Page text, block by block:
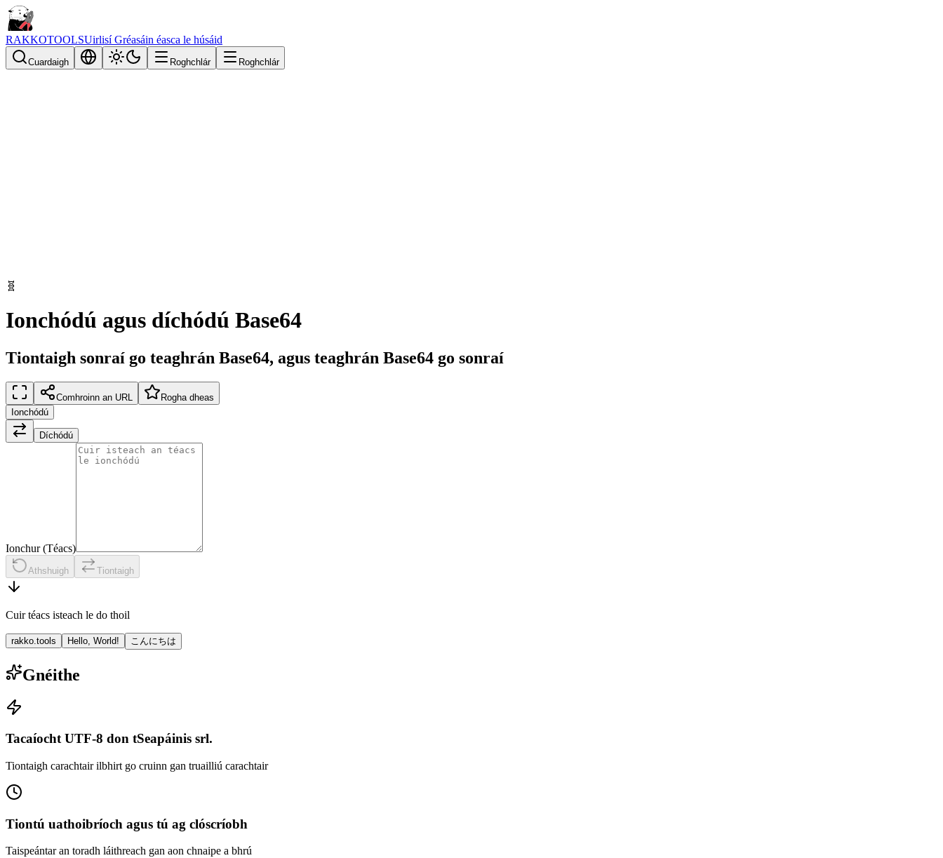
RAKKOTOOLSUirlisí Gréasáin éasca le húsáid
Cuardaigh Roghchlár Roghchlár
🧬
Ionchódú agus díchódú Base64
Tiontaigh sonraí go teaghrán Base64, agus teaghrán Base64 go sonraí
Comhroinn an URL
Rogha dheas
Ionchódú
Díchódú
Ionchur (Téacs)
Athshuigh Tiontaigh
Cuir téacs isteach le do thoil
rakko.tools Hello, World! こんにちは
Gnéithe
Tacaíocht UTF-8 don tSeapáinis srl.
Tiontaigh carachtair ilbhirt go cruinn gan truailliú carachtair
Tiontú uathoibríoch agus tú ag clóscríobh
Taispeántar an toradh láithreach gan aon chnaipe a bhrú